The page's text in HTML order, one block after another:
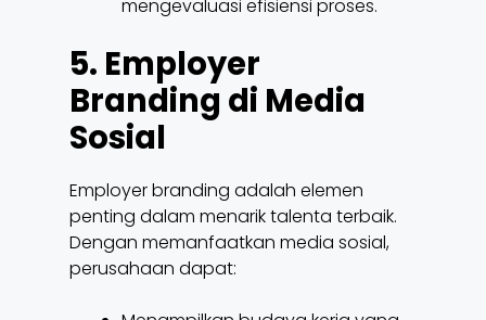
mengevaluasi efisiensi proses.
5. Employer
Branding di Media
Sosial
Employer branding adalah elemen
penting dalam menarik talenta terbaik.
Dengan memanfaatkan media sosial,
perusahaan dapat: